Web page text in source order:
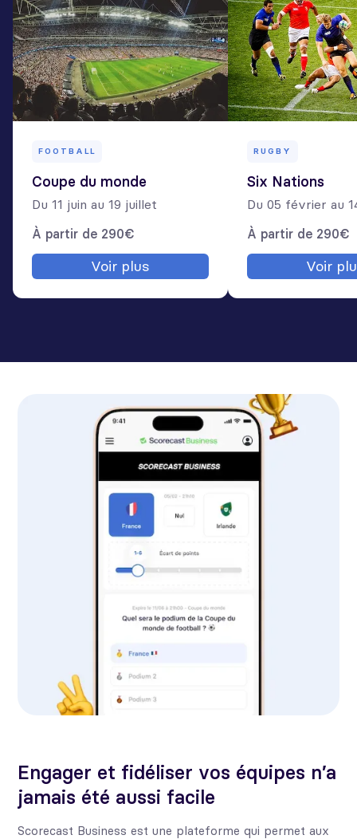
FOOTBALL
Coupe du monde
Du 11 juin au 19 juillet
À partir de 290€
Voir plus
RUGBY
Six Nations
Du 05 février au
À partir de 290€
Voir
Engager et fidéliser vos équipes n’a
jamais été aussi facile
Scorecast Business est une plateforme qui permet aux